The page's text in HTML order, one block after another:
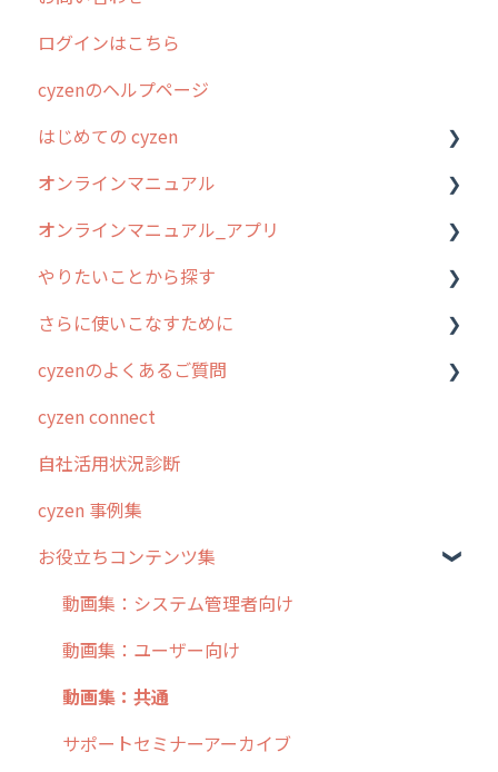
2024年のリリース情報
2023年のリリース情報
過去のリリース
2019年までのリリース情報
お客様の声を実現しました
ログインはこちら
cyzenのヘルプページ
はじめての cyzen
0. はじめてのcyzenの使い方
1. cyzenについて知ろう
2. 主要機能の概要
3. cyzenの位置情報取得について
4. cyzen利用前の準備：システム管理者編
5. 基本的な使い方：システム管理者編
6. 基本的な使い方：ユーザー編
7. 初心者向けよくある質問集
8. 用語集
9. もっと便利に利用するための設定
10.ユーザー向けおすすめの使い方
【業界業種別】cyzen設定方法
オンラインマニュアル
管理サイトの使い始め
ユーザー・グループ管理
行動管理
予定管理
スポット
ステータス・主観
報告書・行動種別
勤怠管理
活動通知
パフォーマンス
帳票出力
メッセージ・ファイル添付
オンラインマニュアル_アプリ
アプリの使い始め
ホーム画面
スポット
報告閲覧
予定
日報
履歴
メンバー
メッセージ
パフォーマンス
外部リンク
やりたいことから探す
行動管理
勤怠管理
予定管理
スポット
ステータス・主観
報告書・行動種別
ユーザー・グループ管理
メッセージ機能
活動通知
内線電話
さらに使いこなすために
はじめに
スポット・ステータス関連オプション
交通費自動計算
安全走行支援
写真管理・高画質化
ダッシュボード（BI）・パフォーマンス
連携オプション
その他オプション
IP接続制限・端末認証設定
cyzenのよくあるご質問
ログインについて
グループ・ユーザーについて
GPS・位置情報 について
ルート自動記録 について
出退勤・ステータス・主観について
スポットについて
報告書について
日報について
cyzen connect
自社活用状況診断
cyzen 事例集
お役立ちコンテンツ集
動画集：システム管理者向け
動画集：ユーザー向け
動画集：共通
サポートセミナーアーカイブ